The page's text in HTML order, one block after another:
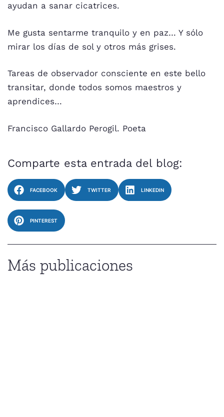
ayudan a sanar cicatrices.
Me gusta sentarme tranquilo y en paz… Y sólo
mirar los días de sol y otros más grises.
Tareas de observador consciente en este bello
transitar, donde todos somos maestros y
aprendices…
Francisco Gallardo Perogil. Poeta
Comparte esta entrada del blog:
FACEBOOK TWITTER LINKEDIN
PINTEREST
Más publicaciones